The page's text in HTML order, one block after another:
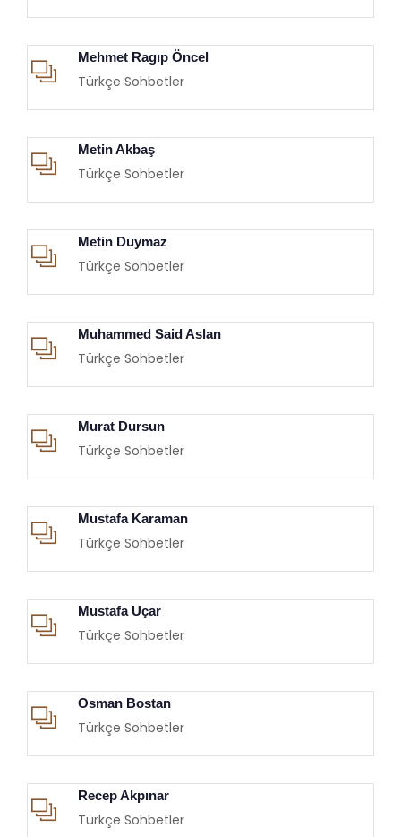
Mehmet Ragıp Öncel
Türkçe Sohbetler
Metin Akbaş
Türkçe Sohbetler
Metin Duymaz
Türkçe Sohbetler
Muhammed Said Aslan
Türkçe Sohbetler
Murat Dursun
Türkçe Sohbetler
Mustafa Karaman
Türkçe Sohbetler
Mustafa Uçar
Türkçe Sohbetler
Osman Bostan
Türkçe Sohbetler
Recep Akpınar
Türkçe Sohbetler